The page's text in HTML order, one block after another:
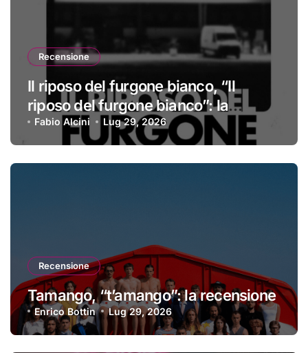
Recensione
Il riposo del furgone bianco, “Il
riposo del furgone bianco”: la
recensione
Fabio Alcini Lug 29, 2026
Recensione
Tamango, “t’amango”: la recensione
Enrico Bottin Lug 29, 2026